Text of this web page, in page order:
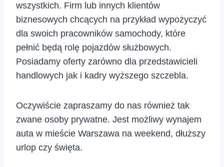
wszystkich. Firm lub innych klientów
biznesowych chcących na przykład wypożyczyć
dla swoich pracowników samochody, które
pełnić będą rolę pojazdów służbowych.
Posiadamy oferty zarówno dla przedstawicieli
handlowych jak i kadry wyższego szczebla.
Oczywiście zapraszamy do nas również tak
zwane osoby prywatne. Jest możliwy wynajem
auta w mieście Warszawa na weekend, dłuższy
urlop czy święta.